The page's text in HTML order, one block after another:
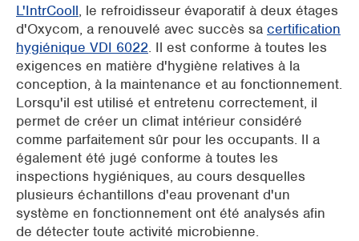
L'IntrCooll, le refroidisseur évaporatif à deux étages
d'Oxycom, a renouvelé avec succès sa certification
hygiénique VDI 6022. Il est conforme à toutes les
exigences en matière d'hygiène relatives à la
conception, à la maintenance et au fonctionnement.
Lorsqu'il est utilisé et entretenu correctement, il
permet de créer un climat intérieur considéré
comme parfaitement sûr pour les occupants. Il a
également été jugé conforme à toutes les
inspections hygiéniques, au cours desquelles
plusieurs échantillons d'eau provenant d'un
système en fonctionnement ont été analysés afin
de détecter toute activité microbienne.